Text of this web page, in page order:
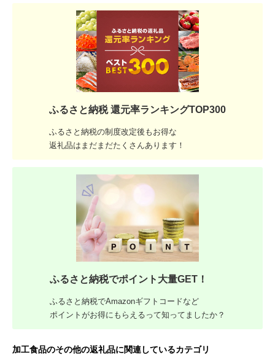
ふるさと納税 還元率ランキングTOP300
ふるさと納税の制度改定後もお得な
返礼品はまだまだたくさんあります！
ふるさと納税でポイント大量GET！
ふるさと納税でAmazonギフトコードなど
ポイントがお得にもらえるって知ってましたか？
加工食品のその他の返礼品に関連しているカテゴリ